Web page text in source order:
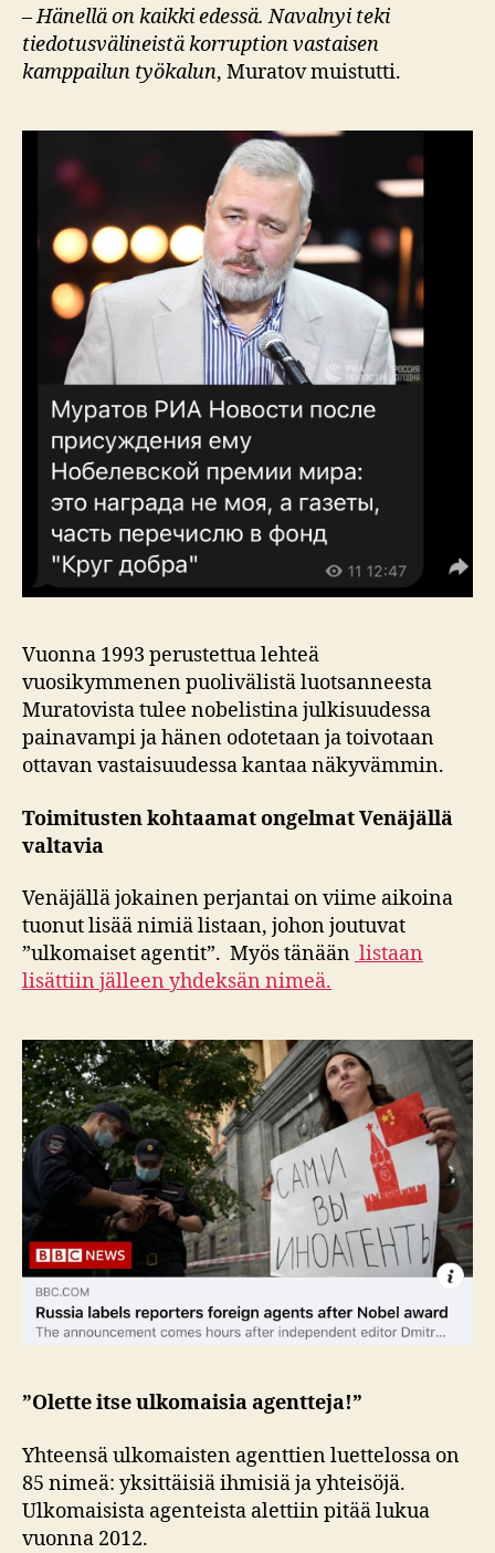
–Hänellä on kaikki edessä. Navalnyi teki
tiedotusvälineistä korruption vastaisen
kamppailun työkalun, Muratov muistutti.
Vuonna 1993 perustettua lehteä
vuosikymmenen puolivälistä luotsanneesta
Muratovista tulee nobelistina julkisuudessa
painavampi ja hänen odotetaan ja toivotaan
ottavan vastaisuudessa kantaa näkyvämmin.
Toimitusten kohtaamat ongelmat Venäjällä
valtavia
Venäjällä jokainen perjantai on viime aikoina
tuonut lisää nimiä listaan, johon joutuvat
”ulkomaiset agentit”. Myös tänään listaan
lisättiin jälleen yhdeksän nimeä.
”Olette itse ulkomaisia agentteja!”
Yhteensä ulkomaisten agenttien luettelossa on
85 nimeä: yksittäisiä ihmisiä ja yhteisöjä.
Ulkomaisista agenteista alettiin pitää lukua
vuonna 2012.